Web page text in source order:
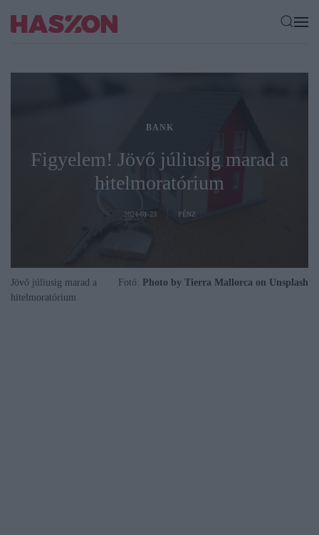
BANK
Figyelem! Jövő júliusig marad a
hitelmoratórium
2024-01-23 PÉNZ
Jövő júliusig marad a
hitelmoratórium
Fotó: Photo by Tierra Mallorca on Unsplash